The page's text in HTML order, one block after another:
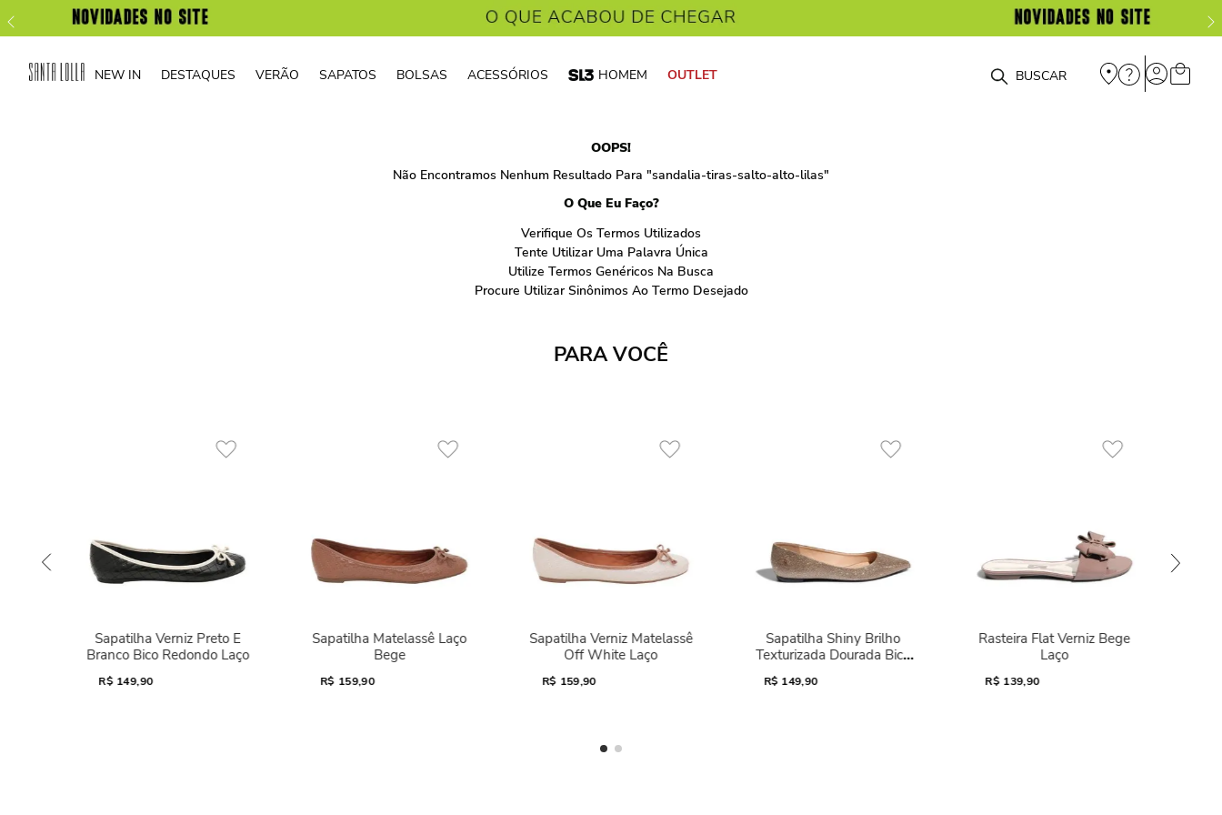
NEW IN DESTAQUES VERÃO SAPATOS BOLSAS ACESSÓRIOS HOMEM OUTLET O que você está procurando?
OOPS!
Não Encontramos Nenhum Resultado Para "sandalia-tiras-salto-alto-lilas"
O Que Eu Faço?
Verifique Os Termos Utilizados
Tente Utilizar Uma Palavra Única
Utilize Termos Genéricos Na Busca
Procure Utilizar Sinônimos Ao Termo Desejado
PARA VOCÊ
Sapatilha Verniz Preto E
Branco Bico Redondo Laço
R$ 149,90
Sapatilha Matelassê Laço
Bege
R$ 159,90
Sapatilha Verniz Matelassê
Off White Laço
R$ 159,90
Sapatilha Shiny Brilho
Texturizada Dourada Bico
R$ 149,90
Rasteira Flat Verniz Bege
Laço
R$ 139,90